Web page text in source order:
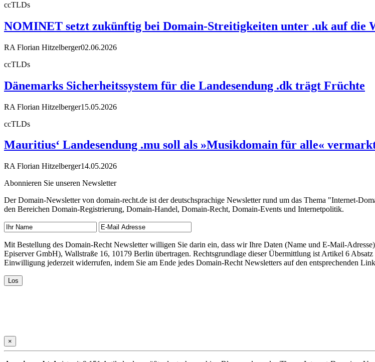
ccTLDs
NOMINET setzt zukünftig bei Domain-Streitigkeiten unter .uk auf die
RA Florian Hitzelberger02.06.2026
ccTLDs
Dänemarks Sicherheitssystem für die Landesendung .dk trägt Früchte
RA Florian Hitzelberger15.05.2026
ccTLDs
Mauritius‘ Landesendung .mu soll als »Musikdomain für alle«
RA Florian Hitzelberger14.05.2026
Abonnieren Sie unseren Newsletter
Der Domain-Newsletter von domain-recht.de ist der deutschsprachige Newsletter rund um das Thema "Internet-
den Bereichen Domain-Registrierung, Domain-Handel, Domain-Recht, Domain-Events und Internetpolitik.
Mit Bestellung des Domain-Recht Newsletter willigen Sie darin ein, dass wir Ihre Daten (Name und E-Mail-
Episerver GmbH), Wallstraße 16, 10179 Berlin übertragen. Rechtsgrundlage dieser Übermittlung ist Artikel 6
Einwilligung jederzeit widerrufen, indem Sie am Ende jedes Domain-Recht Newsletters auf den entsprechenden
×